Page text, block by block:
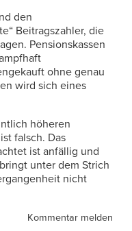
den
Beitragszahler, die
Pensionskassen
ohne genau
wird sich eines
höheren
falsch. Das
ist anfällig und
unter dem Strich
nicht
Kommentar melden